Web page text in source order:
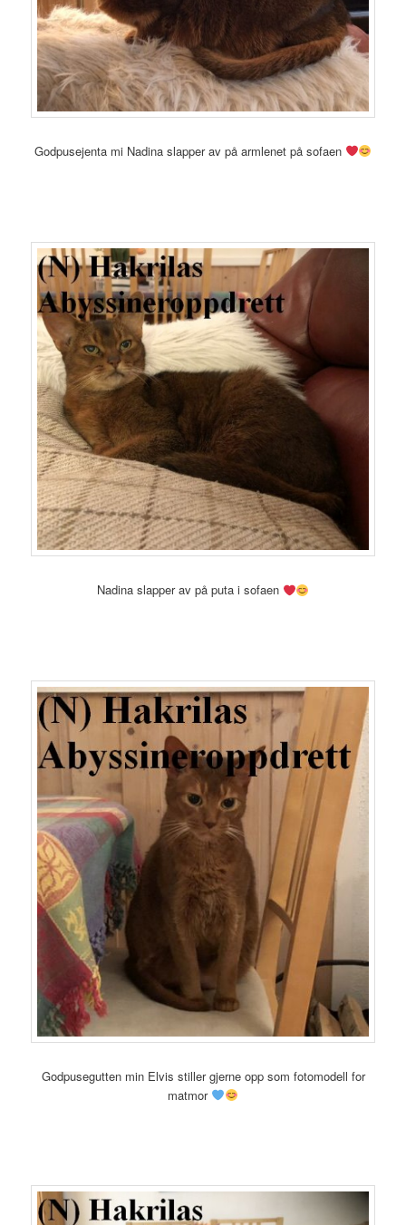
Godpusejenta mi Nadina slapper av på armlenet på sofaen
Nadina slapper av på puta i sofaen
Godpusegutten min Elvis stiller gjerne opp som fotomodell for
matmor